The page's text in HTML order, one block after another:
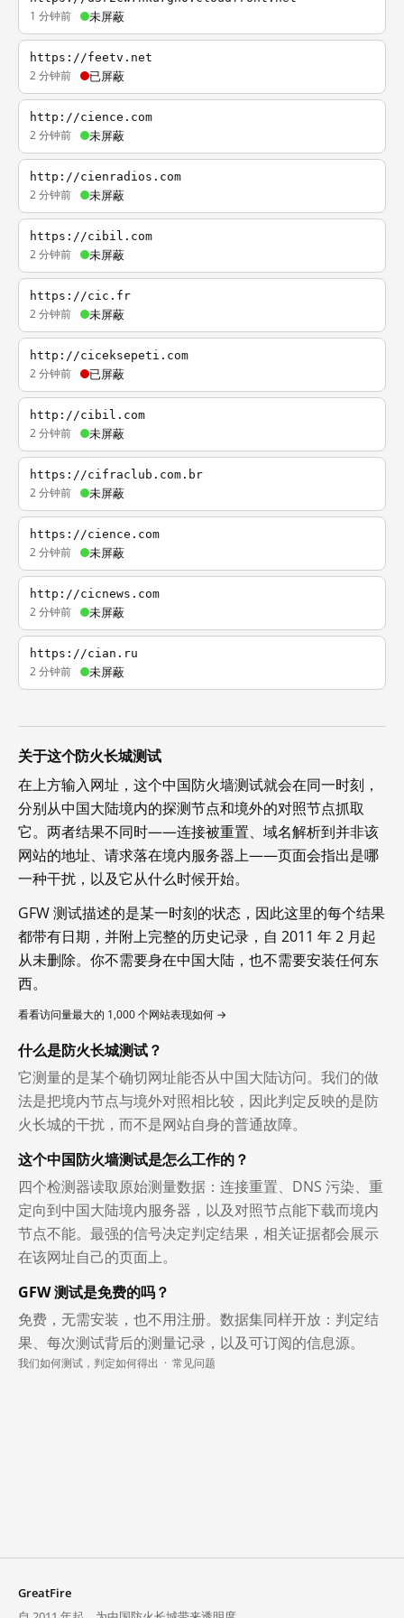
1 分钟前 未屏蔽
https://feetv.net
2 分钟前 已屏蔽
http://cience.com
2 分钟前 未屏蔽
http://cienradios.com
2 分钟前 未屏蔽
https://cibil.com
2 分钟前 未屏蔽
https://cic.fr
2 分钟前 未屏蔽
http://ciceksepeti.com
2 分钟前 已屏蔽
http://cibil.com
2 分钟前 未屏蔽
https://cifraclub.com.br
2 分钟前 未屏蔽
https://cience.com
2 分钟前 未屏蔽
http://cicnews.com
2 分钟前 未屏蔽
https://cian.ru
2 分钟前 未屏蔽
关于这个防火长城测试
在上方输入网址，这个中国防火墙测试就会在同一时刻，
分别从中国大陆境内的探测节点和境外的对照节点抓取
它。两者结果不同时——连接被重置、域名解析到并非该
网站的地址、请求落在境内服务器上——页面会指出是哪
一种干扰，以及它从什么时候开始。
GFW 测试描述的是某一时刻的状态，因此这里的每个结果
都带有日期，并附上完整的历史记录，自 2011 年 2 月起
从未删除。你不需要身在中国大陆，也不需要安装任何东
西。
看看访问量最大的 1,000 个网站表现如何 →
什么是防火长城测试？
它测量的是某个确切网址能否从中国大陆访问。我们的做
法是把境内节点与境外对照相比较，因此判定反映的是防
火长城的干扰，而不是网站自身的普通故障。
这个中国防火墙测试是怎么工作的？
四个检测器读取原始测量数据：连接重置、DNS 污染、重
定向到中国大陆境内服务器，以及对照节点能下载而境内
节点不能。最强的信号决定判定结果，相关证据都会展示
在该网址自己的页面上。
GFW 测试是免费的吗？
免费，无需安装，也不用注册。数据集同样开放：判定结
果、每次测试背后的测量记录，以及可订阅的信息源。
我们如何测试，判定如何得出 · 常见问题
GreatFire